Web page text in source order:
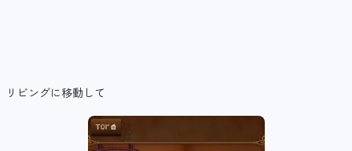
リビングに移動して